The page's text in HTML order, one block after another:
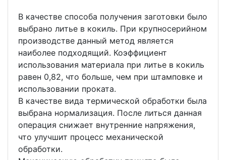
В качестве способа получения заготовки было
выбрано литье в кокиль. При крупносерийном
производстве данный метод является
наиболее подходящий. Коэффициент
использования материала при литье в кокиль
равен 0,82, что больше, чем при штамповке и
использовании проката.
В качестве вида термической обработки была
выбрана нормализация. После литься данная
операция снижает внутренние напряжения,
что улучшит процесс механической
обработки.